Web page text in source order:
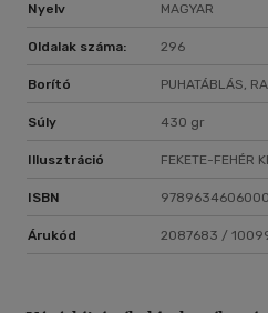
Nyelv MAGYAR
Oldalak száma: 296
Borító PUHATÁBLÁS,
Súly 430 gr
Illusztráció FEKETE-FEHÉR
ISBN 9789634606000
Árukód 2087683 /